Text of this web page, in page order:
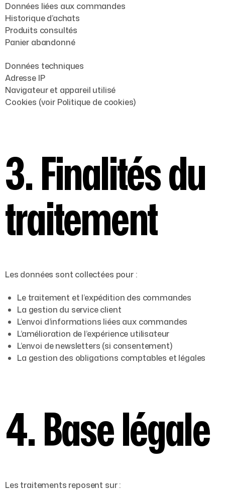
Données liées aux commandes
Historique d’achats
Produits consultés
Panier abandonné
Données techniques
Adresse IP
Navigateur et appareil utilisé
Cookies (voir Politique de cookies)
3. Finalités du
traitement
Les données sont collectées pour :
Le traitement et l’expédition des commandes
La gestion du service client
L’envoi d’informations liées aux commandes
L’amélioration de l’expérience utilisateur
L’envoi de newsletters (si consentement)
La gestion des obligations comptables et légales
4. Base légale
Les traitements reposent sur :